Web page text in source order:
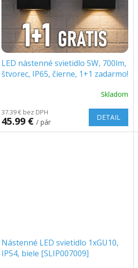
LED nástenné svietidlo 5W, 700lm,
štvorec, IP65, čierne, 1+1 zadarmo!
Skladom
37.39 € bez DPH
45.99 € / pár
DETAIL
Nástenné LED svietidlo 1xGU10,
IP54, biele [SLIP007009]